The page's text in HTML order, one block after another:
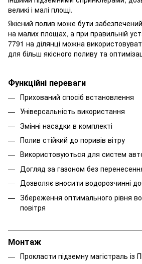
великі і малі площі.
Якісний полив може бути
на малих площах, а при правильній
7791 на ділянці можна
для більш якісного поливу та
Функційні переваги
Прихований спосіб встановлення
Універсальність використання
Змінні насадки в комплекті
Полив стійкий до поривів вітру
Використовуються для систем
Догляд за газоном без
Дозволяє вносити водорозчинні
Збереження оптимального рівня
повітря
Монтаж
Прокласти підземну магістраль із